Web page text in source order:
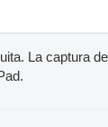
La captura